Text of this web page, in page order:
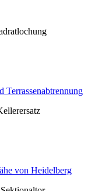
Terrassenabtrennung
von Heidelberg